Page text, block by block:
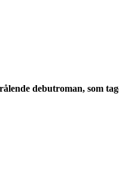
debutroman, som